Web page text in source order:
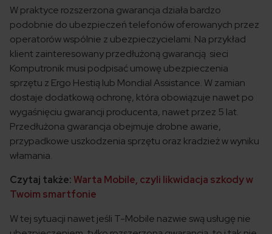
W praktyce rozszerzona gwarancja działa bardzo
podobnie do ubezpieczeń telefonów oferowanych przez
operatorów wspólnie z ubezpieczycielami. Na przykład
klient zainteresowany przedłużoną gwarancją sieci
Komputronik musi podpisać umowę ubezpieczenia
sprzętu z Ergo Hestią lub Mondial Assistance. W zamian
dostaje dodatkową ochronę, która obowiązuje nawet po
wygaśnięciu gwarancji producenta, nawet przez 5 lat.
Przedłużona gwarancja obejmuje drobne awarie,
przypadkowe uszkodzenia sprzętu oraz kradzież w wyniku
włamania.
Czytaj także:Warta Mobile, czyli likwidacja szkody w
Twoim smartfonie
W tej sytuacji nawet jeśli T-Mobile nazwie swą usługę nie